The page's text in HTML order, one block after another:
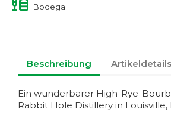
Bodega
Beschreibung Artikeldetails
Ein wunderbarer High-Rye-
Rabbit Hole Distillery in Louisville,